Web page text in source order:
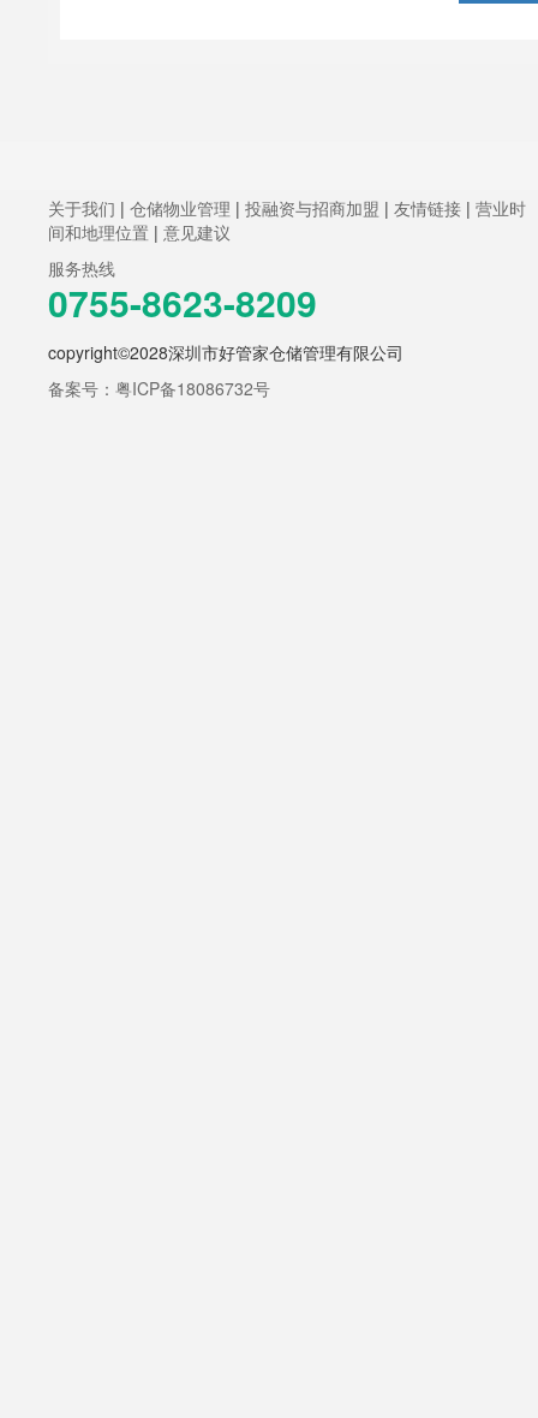
关于我们 | 仓储物业管理 | 投融资与招商加盟 | 友情链接 | 营业时
间和地理位置 | 意见建议
服务热线
0755-8623-8209
copyright©2028深圳市好管家仓储管理有限公司
备案号：粤ICP备18086732号